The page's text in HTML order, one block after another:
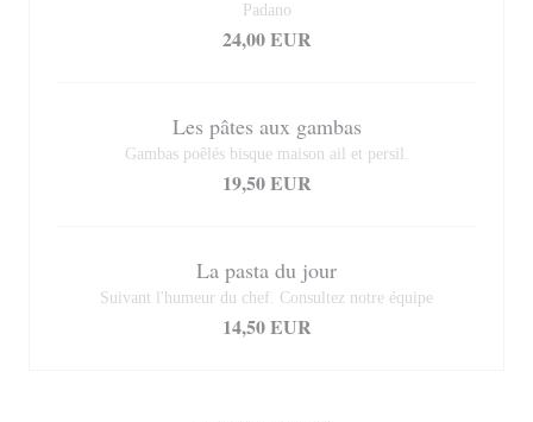
Padano
24,00 EUR
Les pâtes aux gambas
Gambas poêlés bisque maison ail et persil.
19,50 EUR
La pasta du jour
Suivant l'humeur du chef. Consultez notre équipe
14,50 EUR